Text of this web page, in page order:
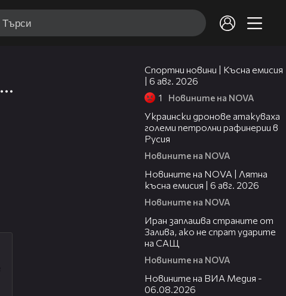
Спортни новини | Късна емисия
| 6 авг. 2026
1 Новините на NOVA
Украински дронове атакуваха
големи петролни рафинерии в
Русия
Новините на NOVA
Новините на NOVA | Лятна
късна емисия | 6 авг. 2026
Новините на NOVA
Иран заплашва страните от
Залива, ако не спрат ударите
на САЩ
Новините на NOVA
Новините на ВИА Медия -
06.08.2026